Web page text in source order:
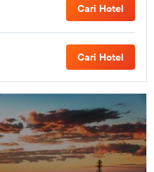
Cari Hotel
Cari Hotel